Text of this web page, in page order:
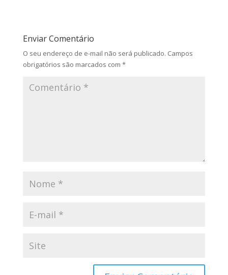
Enviar Comentário
O seu endereço de e-mail não será publicado. Campos
obrigatórios são marcados com *